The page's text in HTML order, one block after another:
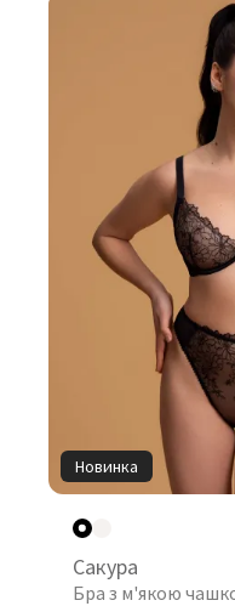
Новинка
Сакура
Бра з м'якою